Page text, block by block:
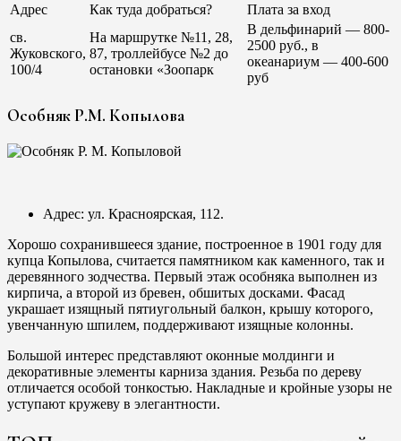
Адрес Как туда добраться?
Плата за вход
св.
Жуковского,
100/4
На маршрутке №11, 28,
87, троллейбусе №2 до
остановки «Зоопарк
В дельфинарий — 800-
2500 руб., в
океанариум — 400-600
руб
Особняк Р.М. Копылова
Адрес: ул. Красноярская, 112.
Хорошо сохранившееся здание, построенное в 1901 году для
купца Копылова, считается памятником как каменного, так и
деревянного зодчества. Первый этаж особняка выполнен из
кирпича, а второй из бревен, обшитых досками. Фасад
украшает изящный пятиугольный балкон, крышу которого,
увенчанную шпилем, поддерживают изящные колонны.
Большой интерес представляют оконные молдинги и
декоративные элементы карниза здания. Резьба по дереву
отличается особой тонкостью. Накладные и кройные узоры не
уступают кружеву в элегантности.